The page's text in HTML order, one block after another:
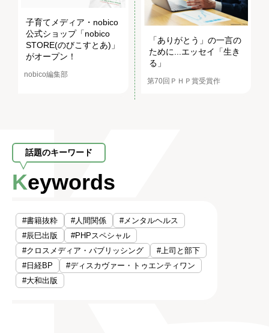
子育てメディア・nobico
公式ショップ「nobico
STORE(のびこすとあ)」
がオープン！
nobico編集部
「ありがとう」の一言の
ために...エッセイ「生き
る」
第70回ＰＨＰ賞受賞作
話題のキーワード
Keywords
#書籍抜粋 #人間関係
#メンタルヘルス
#辰巳出版
#PHPスペシャル
#クロスメディア・パブリッシング
#上司と部下
#日経BP
#ディスカヴァー・トゥエンティワン
#大和出版